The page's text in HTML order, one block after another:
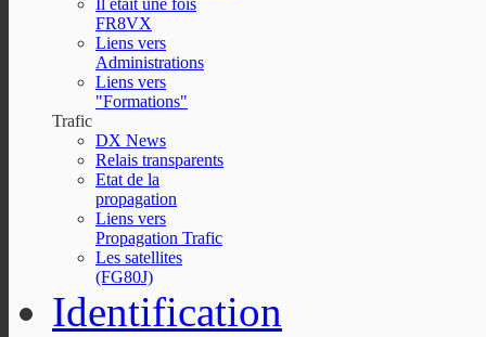
Il était une fois
FR8VX
Liens vers
Administrations
Liens vers
"Formations"
Trafic
DX News
Relais transparents
Etat de la
propagation
Liens vers
Propagation Trafic
Les satellites
(FG80J)
Identification